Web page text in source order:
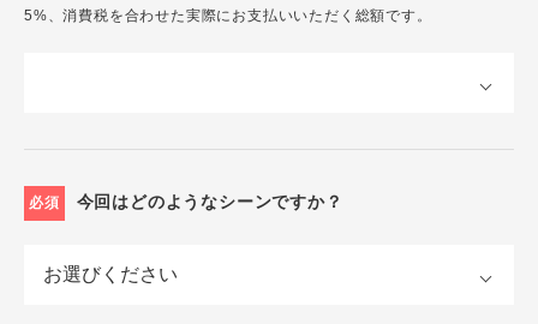
5%、消費税を合わせた実際にお支払いいただく総額です。
必須 今回はどのようなシーンですか？